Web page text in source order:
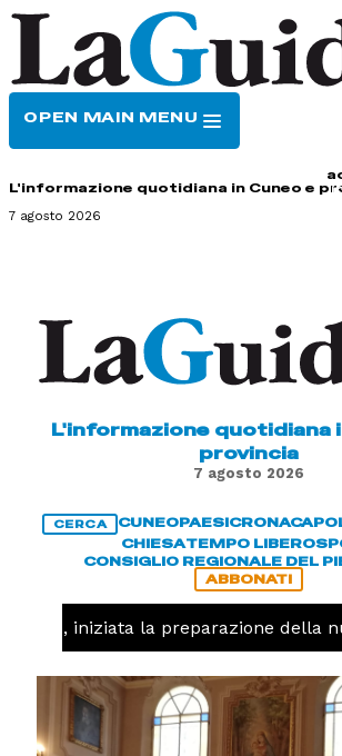
OPEN MAIN MENU
L'informazione quotidiana in Cuneo e
7 agosto 2026
L'informazione quotidiana
provincia
7 agosto 2026
CERCA CUNEOPAESICRONACA
CHIESATEMPO LIBERO
CONSIGLIO REGIONALE DEL
ABBONATI
iniziata la preparazione della